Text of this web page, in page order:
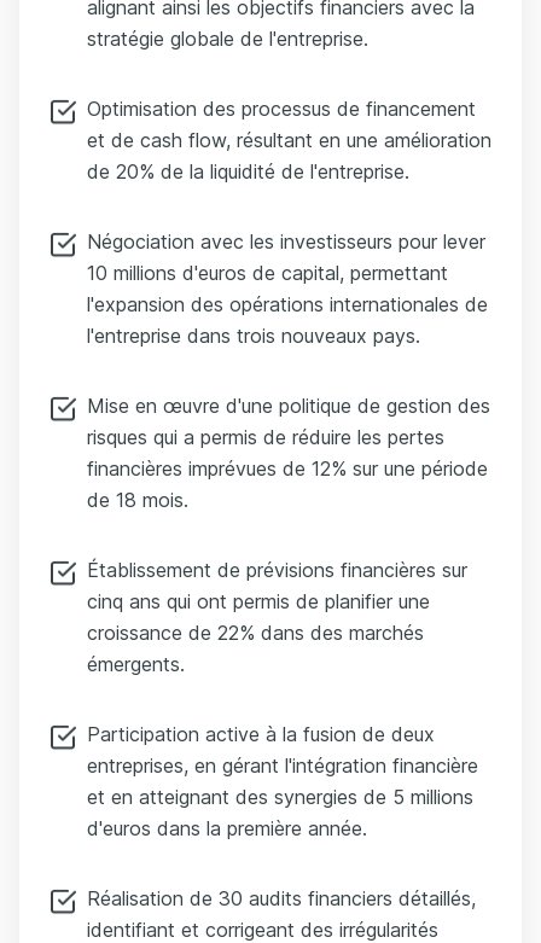
alignant ainsi les objectifs financiers avec la
stratégie globale de l'entreprise.
Optimisation des processus de financement
et de cash flow, résultant en une amélioration
de 20% de la liquidité de l'entreprise.
Négociation avec les investisseurs pour lever
10 millions d'euros de capital, permettant
l'expansion des opérations internationales de
l'entreprise dans trois nouveaux pays.
Mise en œuvre d'une politique de gestion des
risques qui a permis de réduire les pertes
financières imprévues de 12% sur une période
de 18 mois.
Établissement de prévisions financières sur
cinq ans qui ont permis de planifier une
croissance de 22% dans des marchés
émergents.
Participation active à la fusion de deux
entreprises, en gérant l'intégration financière
et en atteignant des synergies de 5 millions
d'euros dans la première année.
Réalisation de 30 audits financiers détaillés,
identifiant et corrigeant des irrégularités